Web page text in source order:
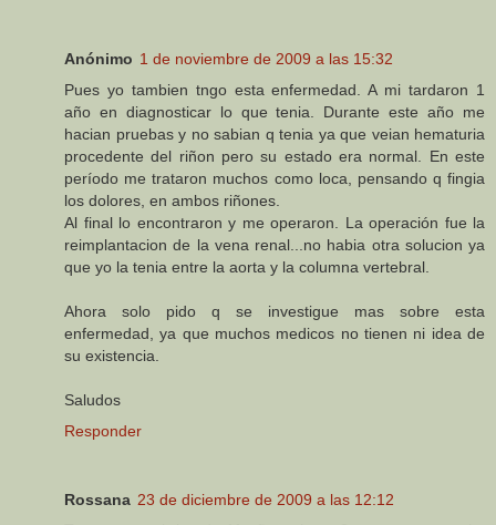
Anónimo 1 de noviembre de 2009 a las 15:32
Pues yo tambien tngo esta enfermedad. A mi tardaron 1
año en diagnosticar lo que tenia. Durante este año me
hacian pruebas y no sabian q tenia ya que veian hematuria
procedente del riñon pero su estado era normal. En este
período me trataron muchos como loca, pensando q fingia
los dolores, en ambos riñones.
Al final lo encontraron y me operaron. La operación fue la
reimplantacion de la vena renal...no habia otra solucion ya
que yo la tenia entre la aorta y la columna vertebral.
Ahora solo pido q se investigue mas sobre esta
enfermedad, ya que muchos medicos no tienen ni idea de
su existencia.
Saludos
Responder
Rossana 23 de diciembre de 2009 a las 12:12